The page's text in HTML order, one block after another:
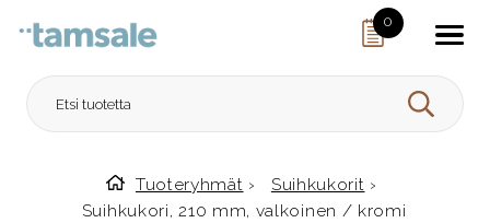
0
HAE
Etusivulle
Tuoteryhmät › Suihkukorit ›
Suihkukori, 210 mm, valkoinen / kromi